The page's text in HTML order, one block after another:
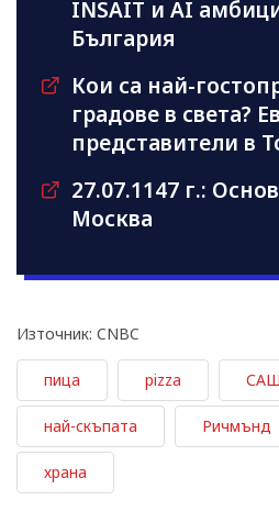
INSAIT и AI
България
Кои са най-
градове в света?
представители в
27.07.1147 г.:
Москва
Източник: CNBC
пица pizza
най-скъпата Ричмънд
храна